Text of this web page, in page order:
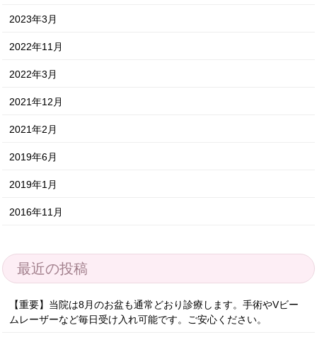
2023年3月
2022年11月
2022年3月
2021年12月
2021年2月
2019年6月
2019年1月
2016年11月
最近の投稿
【重要】当院は8月のお盆も通常どおり診療します。手術やVビー
ムレーザーなど毎日受け入れ可能です。ご安心ください。